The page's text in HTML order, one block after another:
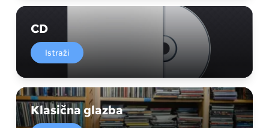
CD
Istraži
Klasična glazba